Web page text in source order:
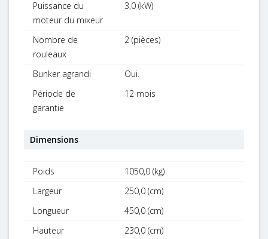
Puissance du
moteur du mixeur
3,0 (kW)
Nombre de
rouleaux
2 (pièces)
Bunker agrandi
Oui.
Période de
garantie
12 mois
Dimensions
Poids
1050,0 (kg)
Largeur
250,0 (cm)
Longueur
450,0 (cm)
Hauteur
230,0 (cm)